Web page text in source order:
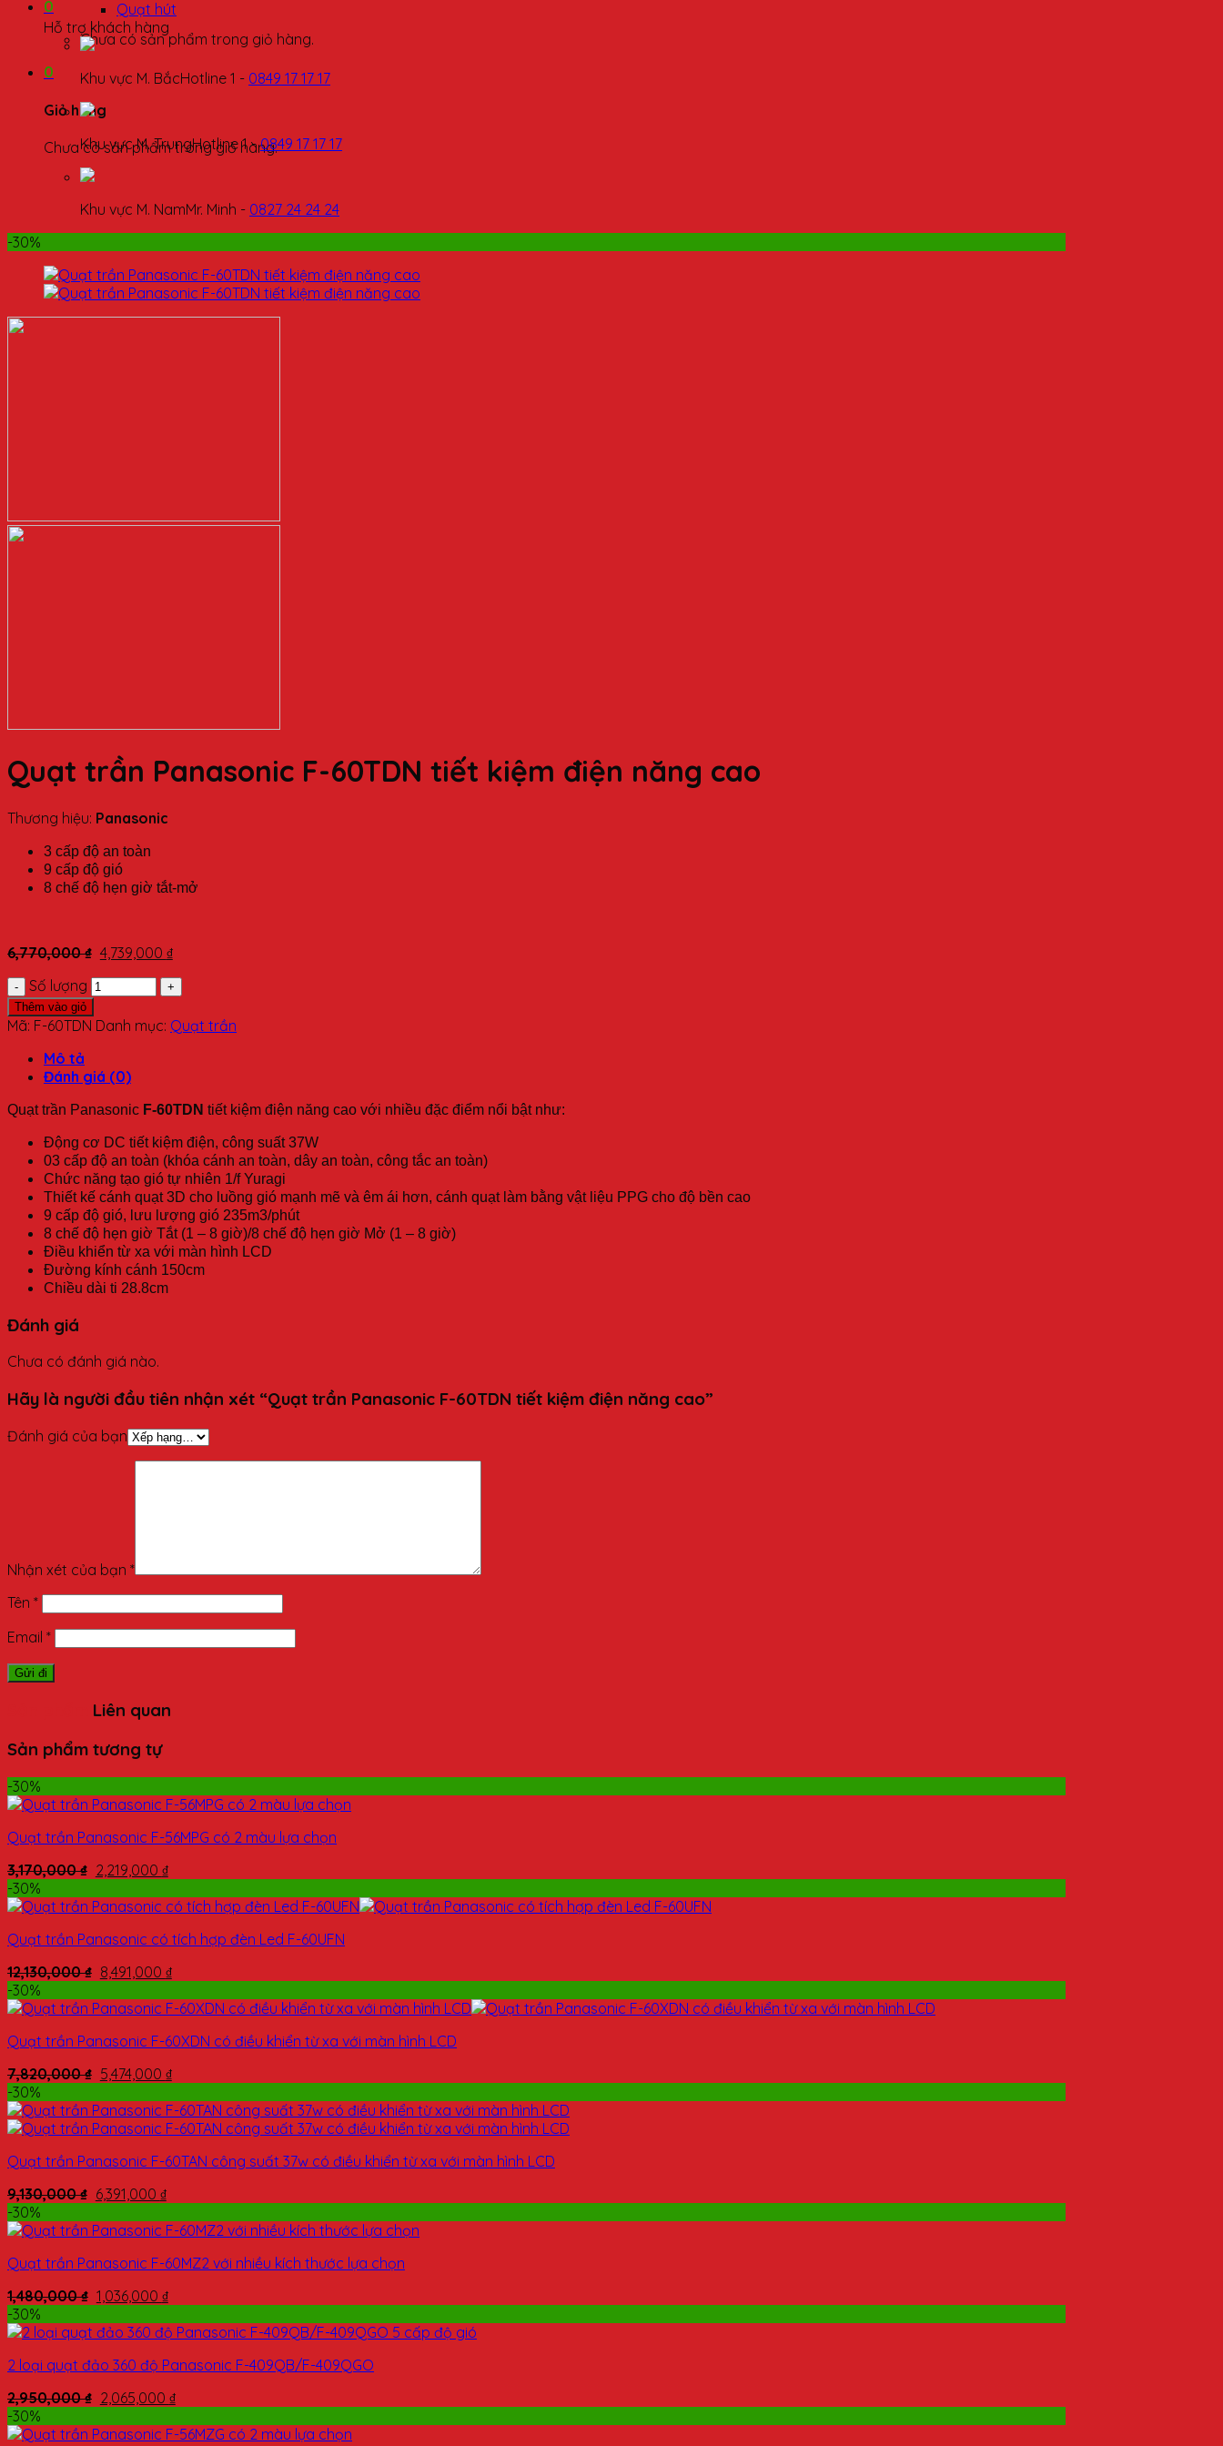
0
Chưa có sản phẩm trong giỏ hàng.
0
Giỏ hàng
Chưa có sản phẩm trong giỏ hàng.
Quạt hút
Hỗ trợ khách hàng
Khu vực M. BắcHotline 1 - 0849 17 17 17
Khu vực M. TrungHotline 1 -0849 17 17 17
Khu vực M. NamMr. Minh - 0827 24 24 24
-30%
Quạt trần Panasonic F-60TDN tiết kiệm điện năng cao
Thương hiệu: Panasonic
3 cấp độ an toàn
9 cấp độ gió
8 chế độ hẹn giờ tắt-mở
6,770,000₫ 4,739,000 ₫
Số lượng
Thêm vào giỏ
Mã: F-60TDN Danh mục: Quạt trần
Mô tả
Đánh giá (0)
Quạt trần Panasonic F-60TDN tiết kiệm điện năng cao với nhiều đặc điểm nổi bật như:
Động cơ DC tiết kiệm điện, công suất 37W
03 cấp độ an toàn (khóa cánh an toàn, dây an toàn, công tắc an toàn)
Chức năng tạo gió tự nhiên 1/f Yuragi
Thiết kế cánh quạt 3D cho luồng gió mạnh mẽ và êm ái hơn, cánh quạt làm bằng vật liệu PPG cho độ bền cao
9 cấp độ gió, lưu lượng gió 235m3/phút
8 chế độ hẹn giờ Tắt (1 – 8 giờ)/8 chế độ hẹn giờ Mở (1 – 8 giờ)
Điều khiển từ xa với màn hình LCD
Đường kính cánh 150cm
Chiều dài ti 28.8cm
Đánh giá
Chưa có đánh giá nào.
Hãy là người đầu tiên nhận xét “Quạt trần Panasonic F-60TDN tiết kiệm điện năng cao”
Đánh giá của bạn
Nhận xét của bạn *
Tên *
Email *
Liên quan
Sản phẩm tương tự
-30%
Quạt trần Panasonic F-56MPG có 2 màu lựa chọn
3,170,000₫ 2,219,000 ₫
-30%
Quạt trần Panasonic có tích hợp đèn Led F-60UFN
12,130,000₫ 8,491,000 ₫
-30%
Quạt trần Panasonic F-60XDN có điều khiển từ xa với màn hình LCD
7,820,000₫ 5,474,000 ₫
-30%
Quạt trần Panasonic F-60TAN công suất 37w có điều khiển từ xa với màn hình LCD
9,130,000₫ 6,391,000 ₫
-30%
Quạt trần Panasonic F-60MZ2 với nhiều kích thước lựa chọn
1,480,000₫ 1,036,000 ₫
-30%
2 loại quạt đảo 360 độ Panasonic F-409QB/F-409QGO
2,950,000₫ 2,065,000 ₫
-30%